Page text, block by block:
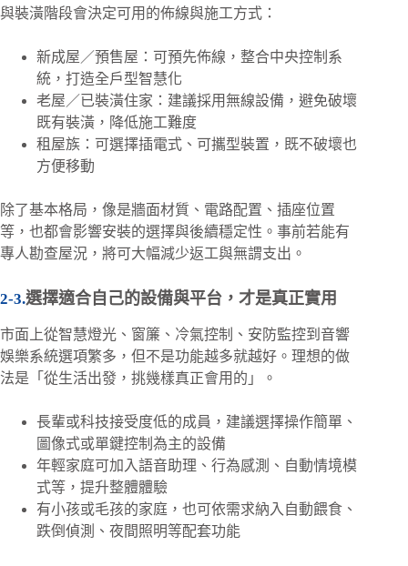
與裝潢階段會決定可用的佈線與施工方式：
新成屋／預售屋：可預先佈線，整合中央控制系
統，打造全戶型智慧化
老屋／已裝潢住家：建議採用無線設備，避免破壞
既有裝潢，降低施工難度
租屋族：可選擇插電式、可攜型裝置，既不破壞也
方便移動
除了基本格局，像是牆面材質、電路配置、插座位置
等，也都會影響安裝的選擇與後續穩定性。事前若能有
專人勘查屋況，將可大幅減少返工與無謂支出。
選擇適合自己的設備與平台，才是真正實用
市面上從智慧燈光、窗簾、冷氣控制、安防監控到音響
娛樂系統選項繁多，但不是功能越多就越好。理想的做
法是「從生活出發，挑幾樣真正會用的」。
長輩或科技接受度低的成員，建議選擇操作簡單、
圖像式或單鍵控制為主的設備
年輕家庭可加入語音助理、行為感測、自動情境模
式等，提升整體體驗
有小孩或毛孩的家庭，也可依需求納入自動餵食、
跌倒偵測、夜間照明等配套功能